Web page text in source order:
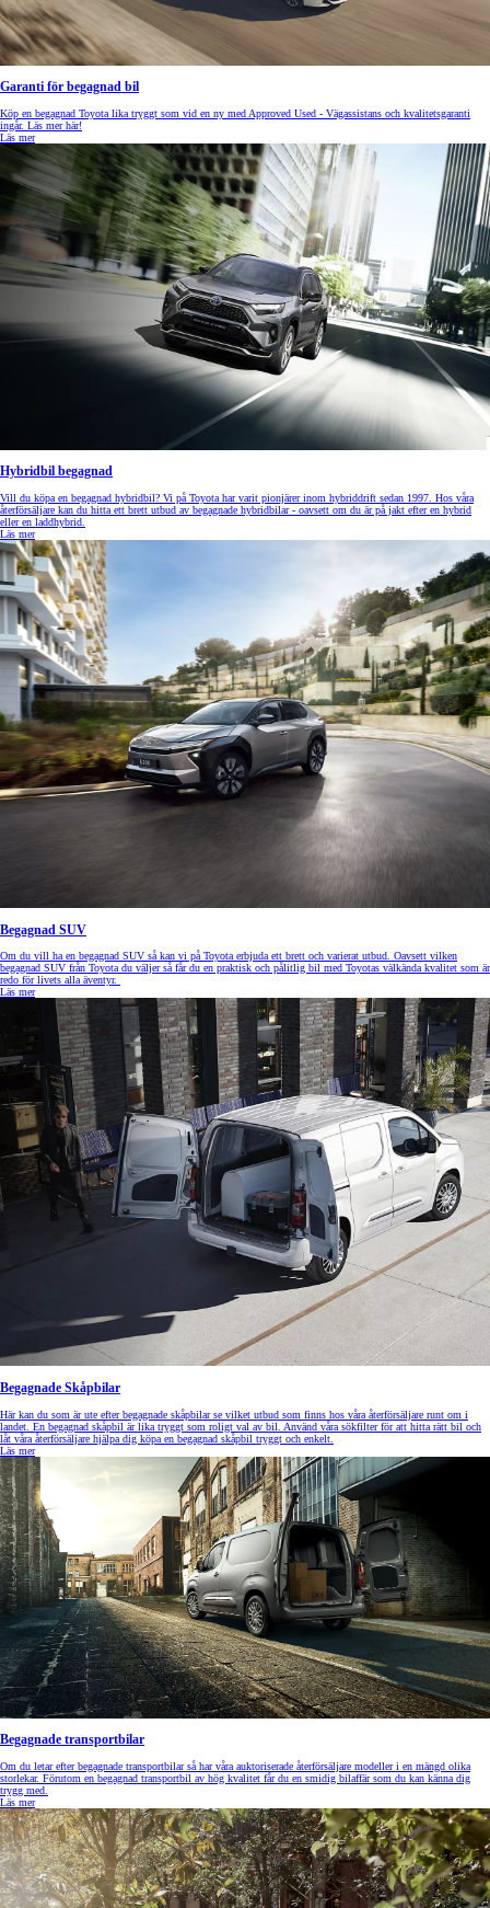
Garanti för begagnad bil
Köp en begagnad Toyota lika tryggt som vid en ny med Approved Used - Vägassistans och kvalitetsgaranti
ingår. Läs mer här!
Läs mer
Hybridbil begagnad
Vill du köpa en begagnad hybridbil? Vi på Toyota har varit pionjärer inom hybriddrift sedan 1997. Hos våra
återförsäljare kan du hitta ett brett utbud av begagnade hybridbilar - oavsett om du är på jakt efter en hybrid
eller en laddhybrid.
Läs mer
Begagnad SUV
Om du vill ha en begagnad SUV så kan vi på Toyota erbjuda ett brett och varierat utbud. Oavsett vilken
begagnad SUV från Toyota du väljer så får du en praktisk och pålitlig bil med Toyotas välkända kvalitet som är
redo för livets alla äventyr.
Läs mer
Begagnade Skåpbilar
Här kan du som är ute efter begagnade skåpbilar se vilket utbud som finns hos våra återförsäljare runt om i
landet. En begagnad skåpbil är lika tryggt som roligt val av bil. Använd våra sökfilter för att hitta rätt bil och
låt våra återförsäljare hjälpa dig köpa en begagnad skåpbil tryggt och enkelt.
Läs mer
Begagnade transportbilar
Om du letar efter begagnade transportbilar så har våra auktoriserade återförsäljare modeller i en mängd olika
storlekar. Förutom en begagnad transportbil av hög kvalitet får du en smidig bilaffär som du kan känna dig
trygg med.
Läs mer